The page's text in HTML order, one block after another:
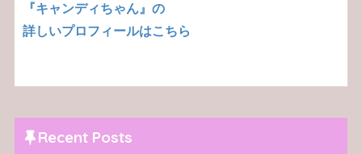
『キャンディちゃん』の
詳しいプロフィールはこちら
Recent Posts